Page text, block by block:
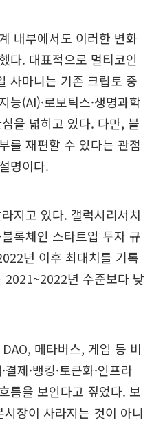
내부에서도 이러한 변화
다. 대표적으로 멀티코인
사마니는 기존 크립토 중
능(AI)·로보틱스·생명과학
을 넓히고 있다. 다만, 블
를 재편할 수 있다는 관점
명이다.
지고 있다. 갤럭시리서치
록체인 스타트업 투자 규
년 이후 최대치를 기록
2021~2022년 수준보다 낮
메타버스, 게임 등 비
제·뱅킹·토큰화·인프라
름을 보인다고 짚었다. 보
장이 사라지는 것이 아니